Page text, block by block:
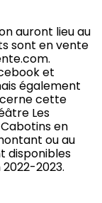
auront lieu au
sont en vente
et
également
cette
Les
en
ou au
disponibles
2023.